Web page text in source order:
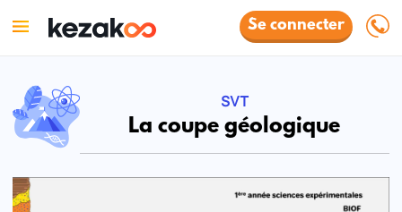
Se connecter
SVT
La coupe géologique